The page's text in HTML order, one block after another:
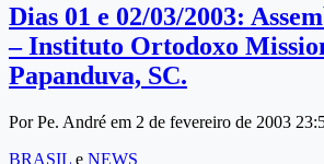
Dias 01 e 02/03/2003:
– Instituto Ortodoxo
Papanduva, SC.
Por Pe. André em 2 de fevereiro de 2003
BRASIL e NEWS